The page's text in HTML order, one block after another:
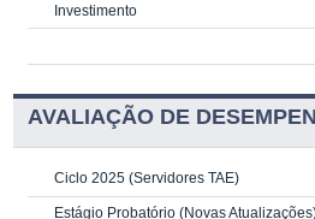
Investimento
AVALIAÇÃO DE
Ciclo 2025 (Servidores TAE)
Estágio Probatório (Novas